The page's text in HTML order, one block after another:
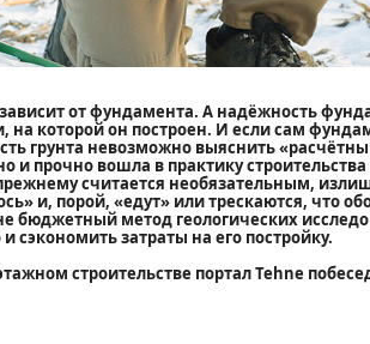
от фундамента. А надёжность
на которой он построен. И если сам
грунта невозможно выяснить
и прочно вошла в практику
считается необязательным,
и, порой, «едут» или трескаются, что
бюджетный метод геологических
сэкономить затраты на его постройку.
строительстве портал Tehne